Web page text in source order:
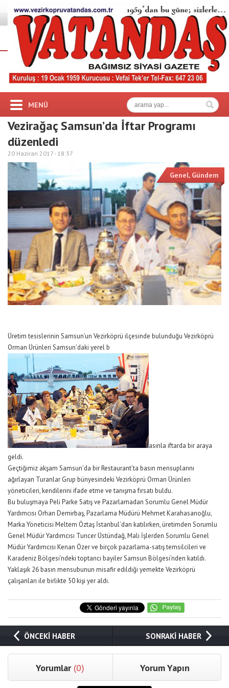
MENÜ
Vezirağaç Samsun’da İftar Programı
düzenledi
20 Haziran 2017 - 18:37
Genel, Gündem
Üretim tesislerinin Samsun’un Vezirköprü ilçesinde bulunduğu Vezirköprü
Orman Ürünleri Samsun’daki yerel b
asınla iftarda bir araya
geldi.
Geçtiğimiz akşam Samsun’da bir Restaurant’ta basın mensuplarını
ağırlayan Turanlar Grup bünyesindeki Vezirköprü Orman Ürünleri
yöneticileri, kendilerini ifade etme ve tanışma fırsatı buldu.
Bu buluşmaya Peli Parke Satış ve Pazarlamadan Sorumlu Genel Müdür
Yardımcısı Orhan Demirbaş, Pazarlama Müdürü Mehmet Karahasanoğlu,
Marka Yöneticisi Meltem Öztaş İstanbul’dan katılırken, üretimden Sorumlu
Genel Müdür Yardımcısı Tuncer Üstündağ, Mali İşlerden Sorumlu Genel
Müdür Yardımcısı Kenan Özer ve birçok pazarlama-satış temsilcileri ve
Karadeniz Bölgesi’ndeki toptancı bayiler Samsun Bölgesi’nden katıldı.
Yaklaşık 26 basın mensubunun misafir edildiği yemekte Vezirköprü
çalışanları ile birlikte 50 kişi yer aldı.
ÖNCEKİ HABER SONRAKİ HABER
Yorumlar (0) Yorum Yapın